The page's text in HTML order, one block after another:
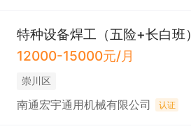
特种设备焊工（五险+长白班）
12000-15000元/月
崇川区
南通宏宇通用机械有限公司 认证